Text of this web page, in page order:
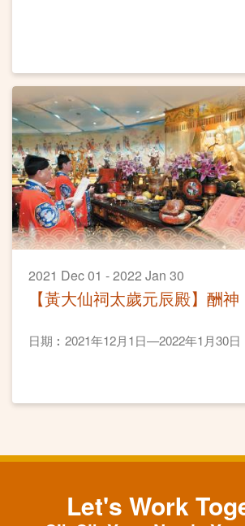
2021 Dec 01 - 2022 Jan 30
【黃大仙祠太歲元辰殿】酬神
日期︰2021年12月1日—2022年1月30日
Let's Work